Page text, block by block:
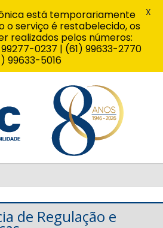
de Regulação e
está temporariamente
o serviço é restabelecido, os
realizados pelos números:
99277-0237 | (61) 99633-2770
99633-5016
X